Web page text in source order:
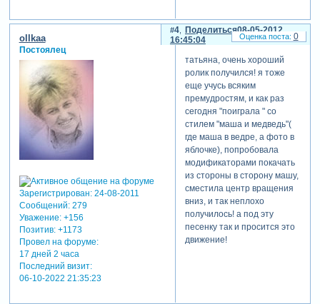
Поделиться
4
08-05-2012
16:45:04
ollkaa
Постоялец
Зарегистрирован: 24-08-2011
Сообщений:279
Уважение: +156
Позитив: +1173
Провел на форуме:
17 дней 2 часа
Последний визит:
06-10-2022 21:35:23
татьяна, очень хороший
ролик получился! я тоже
еще учусь всяким
премудростям, и как раз
сегодня "поиграла " со
стилем "маша и медведь"(
где маша в ведре, а фото в
яблочке), попробовала
модификаторами покачать
из стороны в сторону машу,
сместила центр вращения
вниз, и так неплохо
получилось! а под эту
песенку так и просится это
движение!
0